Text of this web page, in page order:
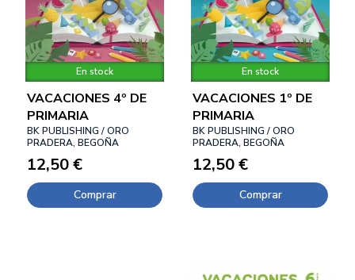
En stock
VACACIONES 4º DE
PRIMARIA
BK PUBLISHING / ORO
PRADERA, BEGOÑA
12,50 €
Comprar
En stock
VACACIONES 1º DE
PRIMARIA
BK PUBLISHING / ORO
PRADERA, BEGOÑA
12,50 €
Comprar